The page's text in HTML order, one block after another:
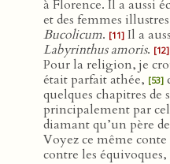
à Florence. Il a aussi
et des femmes
Bucolicum. [11] Il a
Labyrinthus amoris. [12]
Pour la religion, je
était parfait athée, [53]
quelques chapitres de
principalement par
diamant qu’un père
Voyez ce même conte
contre les équivoques,